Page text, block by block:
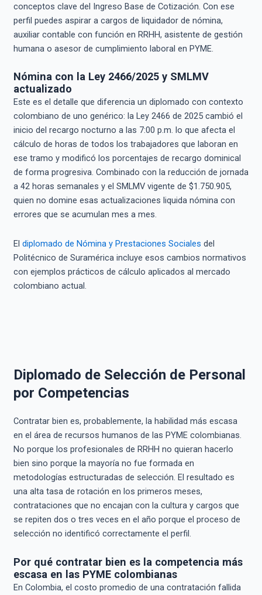
conceptos clave del Ingreso Base de Cotización. Con ese
perfil puedes aspirar a cargos de liquidador de nómina,
auxiliar contable con función en RRHH, asistente de gestión
humana o asesor de cumplimiento laboral en PYME.
Nómina con la Ley 2466/2025 y SMLMV
actualizado
Este es el detalle que diferencia un diplomado con contexto
colombiano de uno genérico: la Ley 2466 de 2025 cambió el
inicio del recargo nocturno a las 7:00 p.m. lo que afecta el
cálculo de horas de todos los trabajadores que laboran en
ese tramo y modificó los porcentajes de recargo dominical
de forma progresiva. Combinado con la reducción de jornada
a 42 horas semanales y el SMLMV vigente de $1.750.905,
quien no domine esas actualizaciones liquida nómina con
errores que se acumulan mes a mes.
El diplomado de Nómina y Prestaciones Sociales del
Politécnico de Suramérica incluye esos cambios normativos
con ejemplos prácticos de cálculo aplicados al mercado
colombiano actual.
Diplomado de Selección de Personal
por Competencias
Contratar bien es, probablemente, la habilidad más escasa
en el área de recursos humanos de las PYME colombianas.
No porque los profesionales de RRHH no quieran hacerlo
bien sino porque la mayoría no fue formada en
metodologías estructuradas de selección. El resultado es
una alta tasa de rotación en los primeros meses,
contrataciones que no encajan con la cultura y cargos que
se repiten dos o tres veces en el año porque el proceso de
selección no identificó correctamente el perfil.
Por qué contratar bien es la competencia más
escasa en las PYME colombianas
En Colombia, el costo promedio de una contratación fallida